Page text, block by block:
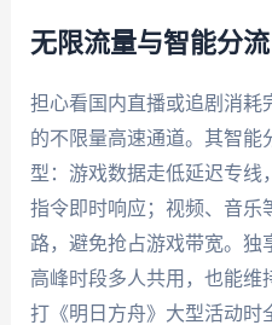
无限流量与智能分
担心看国内直播或追剧消耗
的不限量高速通道。其智能
型：游戏数据走低延迟专线
指令即时响应；视频、音乐
路，避免抢占游戏带宽。独
高峰时段多人共用，也能维
打《明日方舟》大型活动时